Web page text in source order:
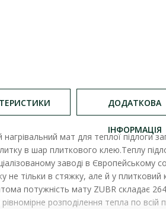
ДОДАТКОВА
ІНФОРМАЦІЯ
нагрівальний мат для теплої підлоги
в шар плиткового клею.Теплу
заводі в Європейському
не тільки в стяжку, але й у
потужність мату ZUBR складає
розподілення тепла по всій